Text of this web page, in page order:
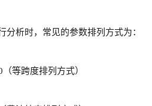
分析时，常见的参数排列方式为：
等跨度排列方式）